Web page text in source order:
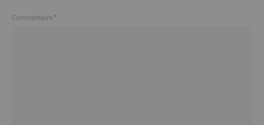
Commentaire *